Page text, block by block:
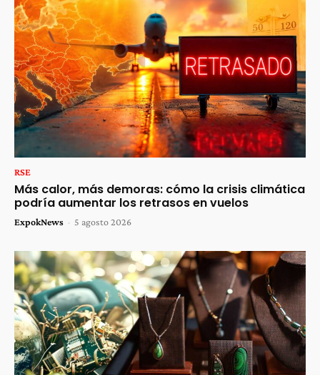
RSE
Más calor, más demoras: cómo la crisis climática
podría aumentar los retrasos en vuelos
ExpokNews - 5 agosto 2026